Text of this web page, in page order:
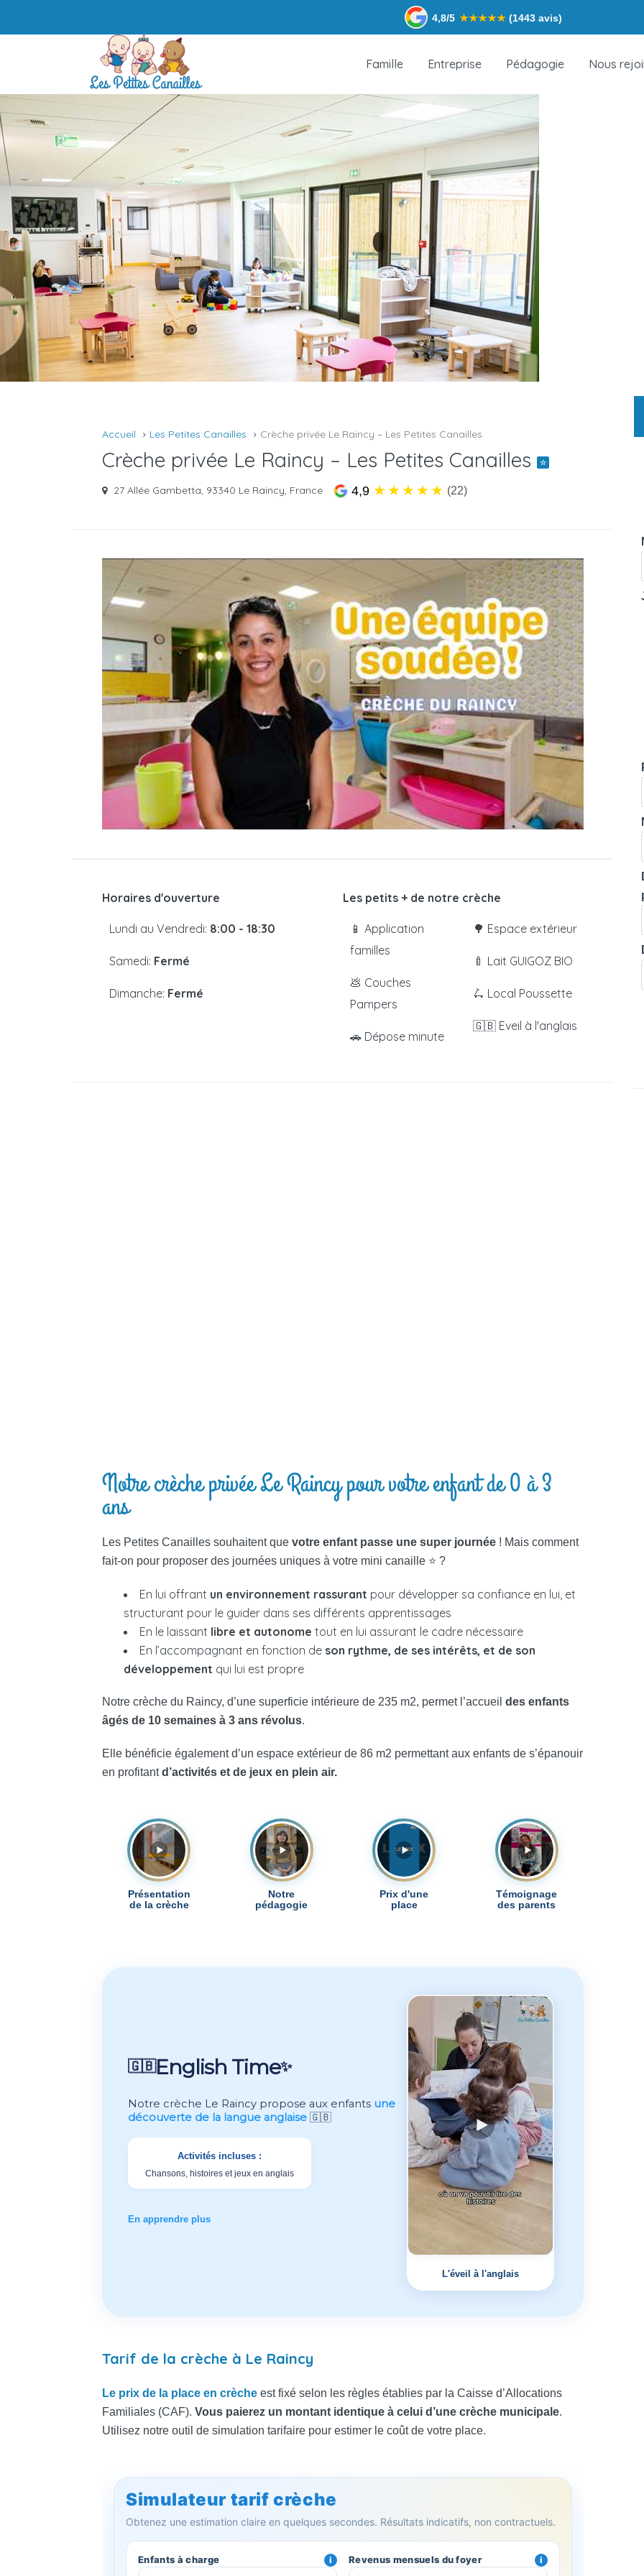
4,8/5 ★★★★★ (1443 avis)
Famille Entreprise Pédagogie Nous
Accueil Les Petites Canailles Crèche privée Le Raincy – Les Petites Canailles
Crèche privée Le Raincy – Les Petites Canailles ☆
27 Allée Gambetta, 93340 Le Raincy, France 4,9 ★★★★★ (22)
Horaires d'ouverture
Lundi au Vendredi: 8:00 - 18:30
Samedi: Fermé
Dimanche: Fermé
Les petits + de notre crèche
📱 Application
familles
💩 Couches
Pampers
🚗 Dépose minute
🌳 Espace extérieur
🍼 Lait GUIGOZ BIO
🛴 Local Poussette
🇬🇧 Eveil à l'anglais
Notre crèche privée Le Raincy pour votre enfant de 0 à 3
ans
Les Petites Canailles souhaitent que votre enfant passe une super journée ! Mais comment
fait-on pour proposer des journées uniques à votre mini canaille ⭐ ?
En lui offrant un environnement rassurant pour développer sa confiance en lui, et
structurant pour le guider dans ses différents apprentissages
En le laissant libre et autonome tout en lui assurant le cadre nécessaire
En l’accompagnant en fonction de son rythme, de ses intérêts, et de son
développement qui lui est propre
Notre crèche du Raincy, d’une superficie intérieure de 235 m2, permet l’accueil des enfants
âgés de 10 semaines à 3 ans révolus.
Elle bénéficie également d’un espace extérieur de 86 m2 permettant aux enfants de s’épanouir
en profitantd’activités et de jeux en plein air.
Présentation
de la crèche
Notre
pédagogie
Prix d'une
place
Témoignage
des parents
🇬🇧English Time✨
Notre crèche Le Raincy propose aux enfants une
découverte de la langue anglaise 🇬🇧
Activités incluses :
Chansons, histoires et jeux en anglais
En apprendre plus
L'éveil à l'anglais
Tarif de la crèche à Le Raincy
Le prix de la place en crèche est fixé selon les règles établies par la Caisse d’Allocations
Familiales (CAF). Vous paierez un montant identique à celui d’une crèche municipale.
Utilisez notre outil de simulation tarifaire pour estimer le coût de votre place.